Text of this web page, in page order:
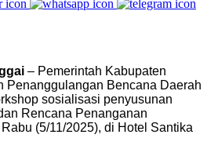
– Pemerintah Kabupaten
Penanggulangan Bencana Daerah
sosialisasi penyusunan
Rencana Penanganan
(5/11/2025), di Hotel Santika